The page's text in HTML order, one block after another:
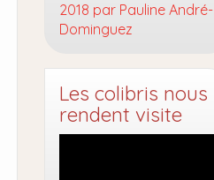
2018 par Pauline André-
Dominguez
Les colibris nous
rendent visite